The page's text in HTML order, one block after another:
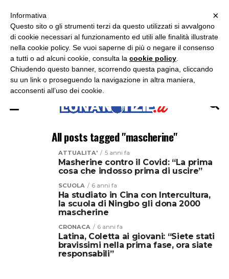
ASCOLTA RADIO LUNA
All posts tagged "mascherine"
ATTUALITA' 5 anni fa
Masherine contro il Covid: “La prima
cosa che indosso prima di uscire”
SCUOLA 6 anni fa
Ha studiato in Cina con Intercultura,
la scuola di Ningbo gli dona 2000
mascherine
CRONACA 6 anni fa
Latina, Coletta ai giovani: “Siete stati
bravissimi nella prima fase, ora siate
responsabili”
×
×
Informativa
Questo sito o gli strumenti terzi da questo utilizzati si avvalgono
di cookie necessari al funzionamento ed utili alle finalità illustrate
nella cookie policy. Se vuoi saperne di più o negare il consenso
a tutti o ad alcuni cookie, consulta la cookie policy
Chiudendo questo banner, scorrendo questa pagina, cliccando
su un link o proseguendo la navigazione in altra maniera,
acconsenti all’uso dei cookie.